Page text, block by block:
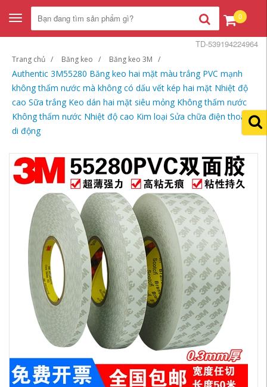
Toggle
navigation
0
Trang chủ Băng keo Băng keo 3M
Authentic 3M55280 Băng keo hai mặt màu trắng PVC mạnh
không thấm nước mà không có dấu vết kép hai mặt Nhiệt độ
cao Sữa trắng Keo dán hai mặt siêu mỏng Không thấm nước
Không thấm nước Nhiệt độ cao Kim loại Sửa chữa điện thoại
di động
TD-539194224964